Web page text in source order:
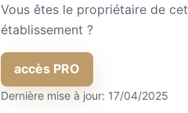
Vous êtes le propriétaire de cet
établissement ?
accès PRO
Dernière mise à jour: 17/04/2025